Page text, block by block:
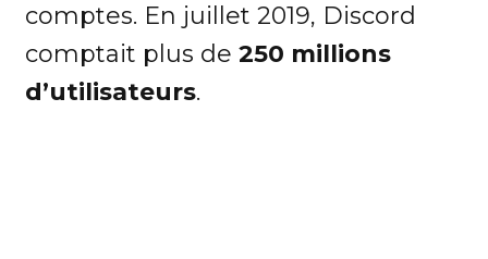
comptes. En juillet 2019, Discord
comptait plus de 250 millions
d’utilisateurs.